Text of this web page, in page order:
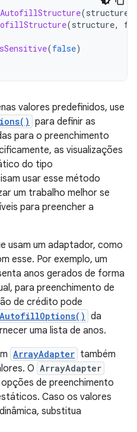
(structure
(structure,
(false)
valores predefinidos, use
para definir as
para o preenchimento
as visualizações
do tipo
usar esse método
um trabalho melhor se
para preencher a
usam um adaptador, como
esse. Por exemplo, um
anos gerados de forma
para preenchimento de
de crédito pode
da
uma lista de anos.
ArrayAdapter também
O ArrayAdapter
de preenchimento
Caso os valores
substitua